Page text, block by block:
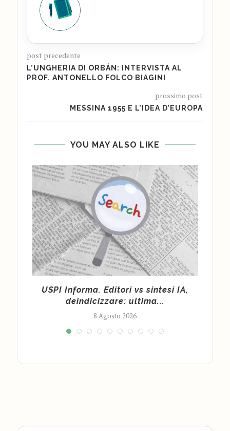
post precedente
L’UNGHERIA DI ORBÁN: INTERVISTA AL
PROF. ANTONELLO FOLCO BIAGINI
prossimo post
MESSINA 1955 E L’IDEA D’EUROPA
YOU MAY ALSO LIKE
USPI Informa. Editori vs sintesi IA,
deindicizzare: ultima...
8 Agosto 2026